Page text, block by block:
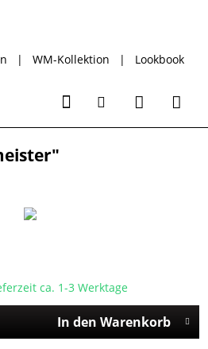
| WM-Kollektion | Lookbook
ca. 1-3 Werktage
In den Warenkorb